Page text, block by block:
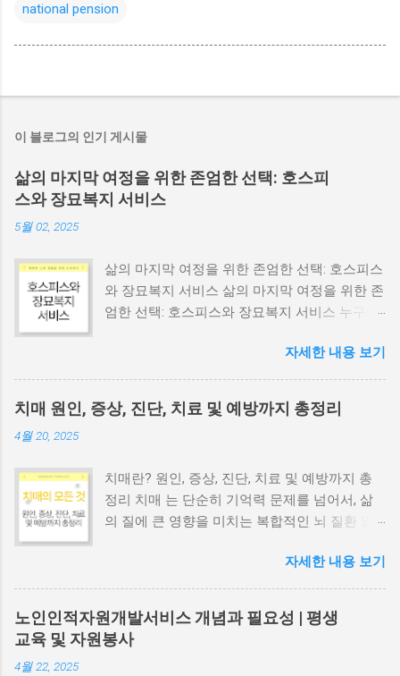
national pension
이 블로그의 인기 게시물
삶의 마지막 여정을 위한 존엄한 선택: 호스피
스와 장묘복지 서비스
5월 02, 2025
삶의 마지막 여정을 위한 존엄한 선택: 호스피스
와 장묘복지 서비스 삶의 마지막 여정을 위한 존
엄한 선택: 호스피스와 장묘복지 서비스 누구나
환자 본인과 남은 가족 모두가 평안하고 존엄하
게 마지막 시간을 보낼 수 있도록 돕는 호스피스
(Hospice)와 장묘복지 서비스 의 중요성이 커지
고 있습니다. 단순한 의료 서비스나 장례 절차를
스피스 가 무엇인지, 그 역사와 종류는 어떻게
되는지, 그리고 장묘복지 서비스 의 개념과 필요
성, 시설, 그리고 최근 주목받는 자연장지 까지,
한 정보들을 자세히 알려드리겠습니다. 1. 호스
피스(Hospice)란 무엇이며 왜 필요할까요? 호스
피스 는 세계보건기구(WHO)에 의해 완치가 불
가능한 환자와 그 가족에게 제공되는 적극적이
자세한 내용 보기
치매 원인, 증상, 진단, 치료 및 예방까지 총정리
4월 20, 2025
치매란? 원인, 증상, 진단, 치료 및 예방까지 총
정리 치매 는 단순히 기억력 문제를 넘어서, 삶
의 질에 큰 영향을 미치는 복합적인 뇌 질환 입
자세히 알아보세요. 📌 목차 1. 치매란? 2. 치매
의 진단 과정 3. 치매의 유전적 요인 4. 최신 연구
동향 5. 국내 치매 현황 6. 치매의 원인과 주요 유
형 7. 치매의 대표 증상 8. 치매의 치료법 9. 치매
예방법 1. 치매란? 치매는 하나의 특정 질환이
자세한 내용 보기
노인인적자원개발서비스 개념과 필요성 | 평생
교육 및 자원봉사
4월 22, 2025